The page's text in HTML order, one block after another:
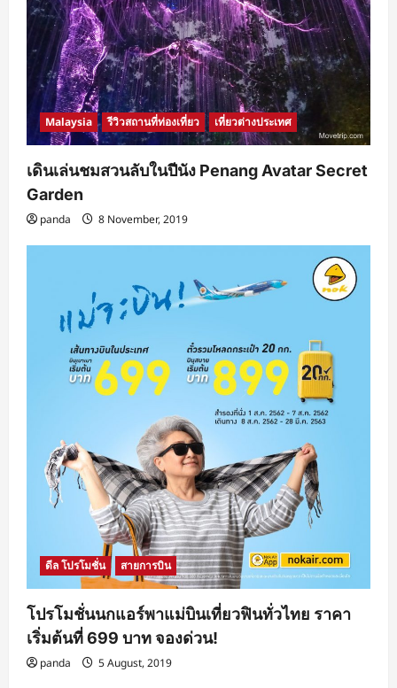
Malaysia รีวิวสถานที่ท่องเที่ยว เที่ยวต่างประเทศ
เดินเล่นชมสวนลับในปีนัง Penang Avatar Secret
Garden
panda 8 November, 2019
ดีล โปรโมชั่น สายการบิน
โปรโมชั่นนกแอร์พาแม่บินเที่ยวฟินทั่วไทย ราคา
เริ่มต้นที่ 699 บาท จองด่วน!
panda 5 August, 2019